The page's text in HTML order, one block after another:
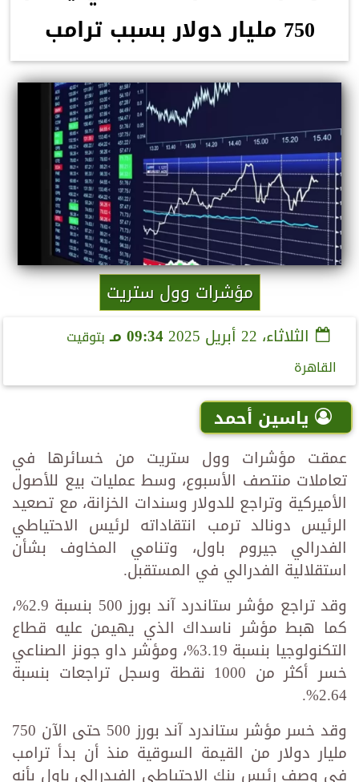
750 مليار دولار بسبب ترامب
مؤشرات وول ستريت
الثلاثاء، 22 أبريل 2025 09:34 مـ
بتوقيت
القاهرة
ياسين أحمد
عمقت مؤشرات وول ستريت من خسائرها في
تعاملات منتصف الأسبوع، وسط عمليات بيع للأصول
الأميركية وتراجع للدولار وسندات الخزانة، مع تصعيد
الرئيس دونالد ترمب انتقاداته لرئيس الاحتياطي
الفدرالي جيروم باول، وتنامي المخاوف بشأن
استقلالية الفدرالي في المستقبل.
وقد تراجع مؤشر ستاندرد آند بورز 500 بنسبة 2.9%،
كما هبط مؤشر ناسداك الذي يهيمن عليه قطاع
التكنولوجيا بنسبة 3.19%، ومؤشر داو جونز الصناعي
خسر أكثر من 1000 نقطة وسجل تراجعات بنسبة
2.64%.
وقد خسر مؤشر ستاندرد آند بورز 500 حتى الآن 750
مليار دولار من القيمة السوقية منذ أن بدأ ترامب
في وصف رئيس بنك الاحتياطي الفيدرالي باول بأنه